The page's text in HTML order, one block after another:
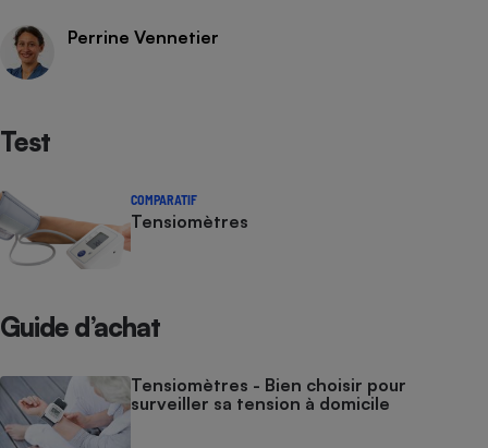
Perrine Vennetier
Test
COMPARATIF
Tensiomètres
Guide d’achat
Tensiomètres - Bien choisir pour
surveiller sa tension à domicile